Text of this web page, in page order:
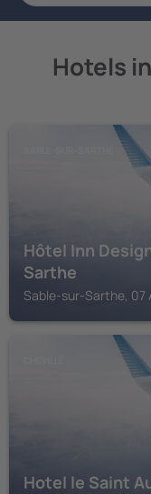
Hotels
Hôtel Inn
Sarthe
Sable-sur-Sarthe,
Hotel le Saint